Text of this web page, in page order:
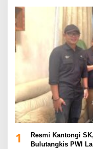
1
Resmi Kantongi
Bulutangkis PWI